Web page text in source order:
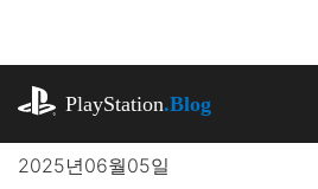
로
뛰
PlayStation.Blog
2025년06월05일